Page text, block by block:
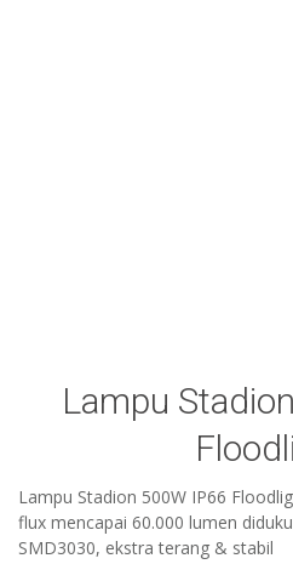
Lampu
Lampu Stadion 500W IP66
flux mencapai 60.000 lumen
SMD3030, ekstra terang & stabil